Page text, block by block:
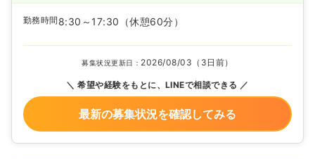
勤務時間 8:30～17:30 （休憩60分）
募集状況更新日： 2026/08/03（3日前）
希望や経験をもとに、LINEで相談できる
最新の募集状況を確認してみる